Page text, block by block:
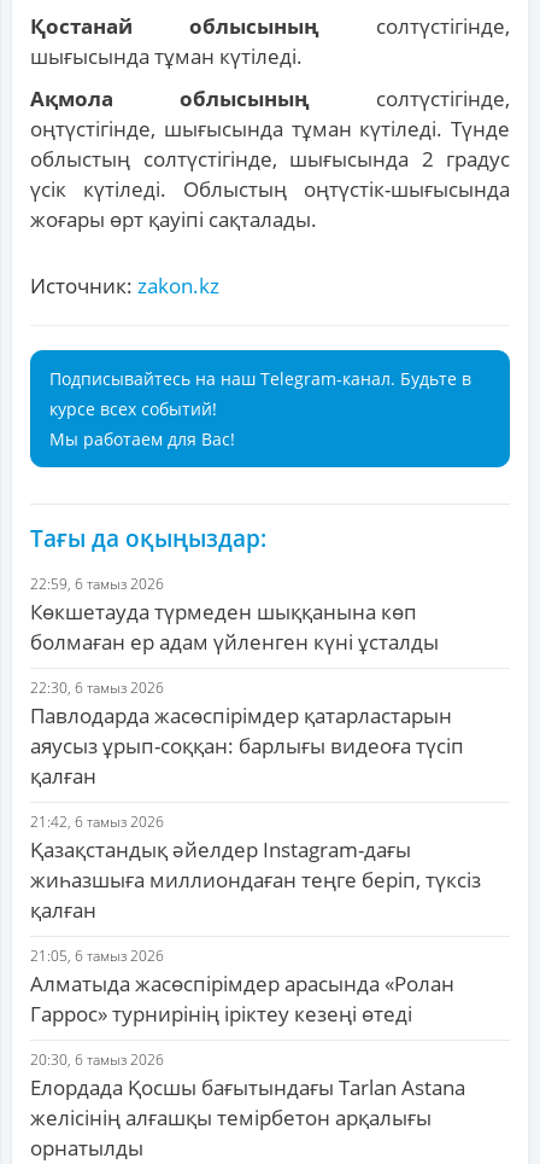
Қостанай облысының солтүстігінде,
шығысында тұман күтіледі.
Ақмола облысының солтүстігінде,
оңтүстігінде, шығысында тұман күтіледі. Түнде
облыстың солтүстігінде, шығысында 2 градус
үсік күтіледі. Облыстың оңтүстік-шығысында
жоғары өрт қауіпі сақталады.
Источник: zakon.kz
Подписывайтесь на наш Telegram-канал. Будьте в
курсе всех событий!
Мы работаем для Вас!
Тағы да оқыңыздар:
22:59, 6 тамыз 2026
Көкшетауда түрмеден шыққанына көп
болмаған ер адам үйленген күні ұсталды
22:30, 6 тамыз 2026
Павлодарда жасөспірімдер қатарластарын
аяусыз ұрып-соққан: барлығы видеоға түсіп
қалған
21:42, 6 тамыз 2026
Қазақстандық әйелдер Instagram-дағы
жиһазшыға миллиондаған теңге беріп, түксіз
қалған
21:05, 6 тамыз 2026
Алматыда жасөспірімдер арасында «Ролан
Гаррос» турнирінің іріктеу кезеңі өтеді
20:30, 6 тамыз 2026
Елордада Қосшы бағытындағы Tarlan Astana
желісінің алғашқы темірбетон арқалығы
орнатылды